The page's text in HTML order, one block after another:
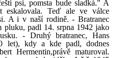
psi, pomsta bude sladká." A
eskalovala. Teď ale ve válce
A i v naší rodině. - Bratranec
padl 14. srpna 1942 jako
- Druhý bratranec, Hans
let), kdy a kde padl, dodnes
Hermentin,právě maturoval.